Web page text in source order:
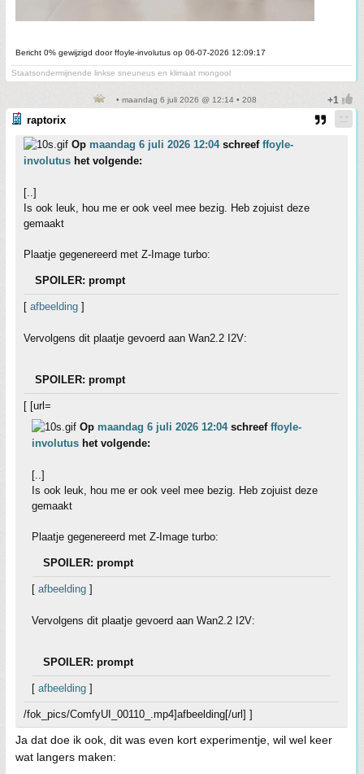
Bericht 0% gewijzigd door ffoyle-involutus op 06-07-2026 12:09:17
Staatsondermijnende linkse sneuneus en klimaat mongool
• maandag 6 juli 2026 @ 12:14 • 208
raptorix
Op maandag 6 juli 2026 12:04schreef ffoyle-
involutus het volgende:
[..]
Is ook leuk, hou me er ook veel mee bezig. Heb zojuist deze
gemaakt
Plaatje gegenereerd met Z-Image turbo:
SPOILER: prompt
[ afbeelding ]
Vervolgens dit plaatje gevoerd aan Wan2.2 I2V:
SPOILER: prompt
[ [url=
Op maandag 6 juli 2026 12:04schreef ffoyle-
involutus het volgende:
[..]
Is ook leuk, hou me er ook veel mee bezig. Heb zojuist deze
gemaakt
Plaatje gegenereerd met Z-Image turbo:
SPOILER: prompt
[ afbeelding ]
Vervolgens dit plaatje gevoerd aan Wan2.2 I2V:
SPOILER: prompt
[ afbeelding ]
/fok_pics/ComfyUI_00110_.mp4]afbeelding[/url] ]
Ja dat doe ik ook, dit was even kort experimentje, wil wel keer
wat langers maken: